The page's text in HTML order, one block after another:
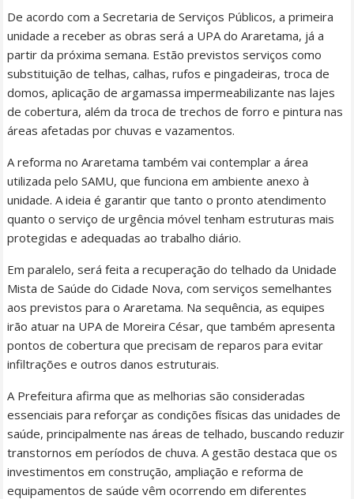
De acordo com a Secretaria de Serviços Públicos, a primeira
unidade a receber as obras será a UPA do Araretama, já a
partir da próxima semana. Estão previstos serviços como
substituição de telhas, calhas, rufos e pingadeiras, troca de
domos, aplicação de argamassa impermeabilizante nas lajes
de cobertura, além da troca de trechos de forro e pintura nas
áreas afetadas por chuvas e vazamentos.
A reforma no Araretama também vai contemplar a área
utilizada pelo SAMU, que funciona em ambiente anexo à
unidade. A ideia é garantir que tanto o pronto atendimento
quanto o serviço de urgência móvel tenham estruturas mais
protegidas e adequadas ao trabalho diário.
Em paralelo, será feita a recuperação do telhado da Unidade
Mista de Saúde do Cidade Nova, com serviços semelhantes
aos previstos para o Araretama. Na sequência, as equipes
irão atuar na UPA de Moreira César, que também apresenta
pontos de cobertura que precisam de reparos para evitar
infiltrações e outros danos estruturais.
A Prefeitura afirma que as melhorias são consideradas
essenciais para reforçar as condições físicas das unidades de
saúde, principalmente nas áreas de telhado, buscando reduzir
transtornos em períodos de chuva. A gestão destaca que os
investimentos em construção, ampliação e reforma de
equipamentos de saúde vêm ocorrendo em diferentes